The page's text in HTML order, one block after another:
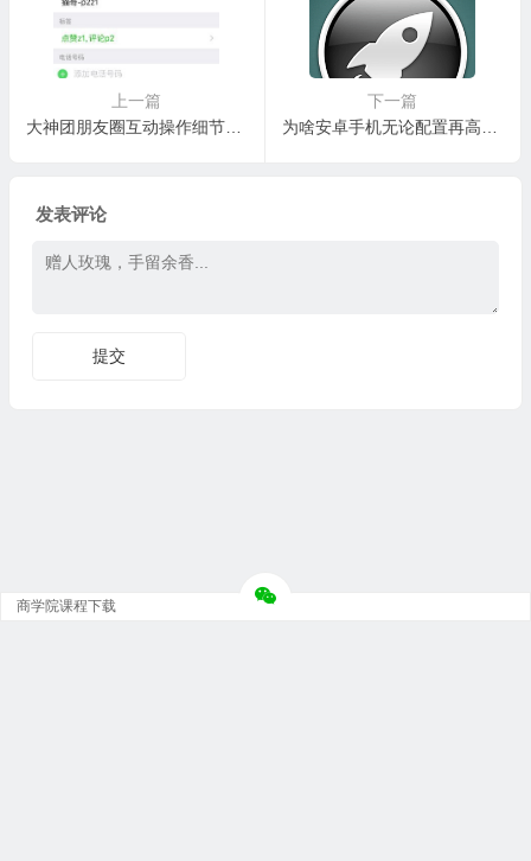
上一篇
大神团朋友圈互动操作细节和好友激活攻略：分组评论篇
下一篇
发表评论
商学院课程下载